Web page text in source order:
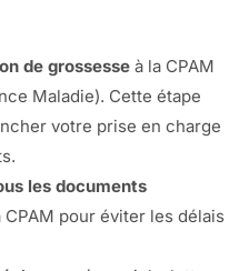
de grossesse à la CPAM
Maladie). Cette étape
votre prise en charge
les documents
CPAM pour éviter les délais